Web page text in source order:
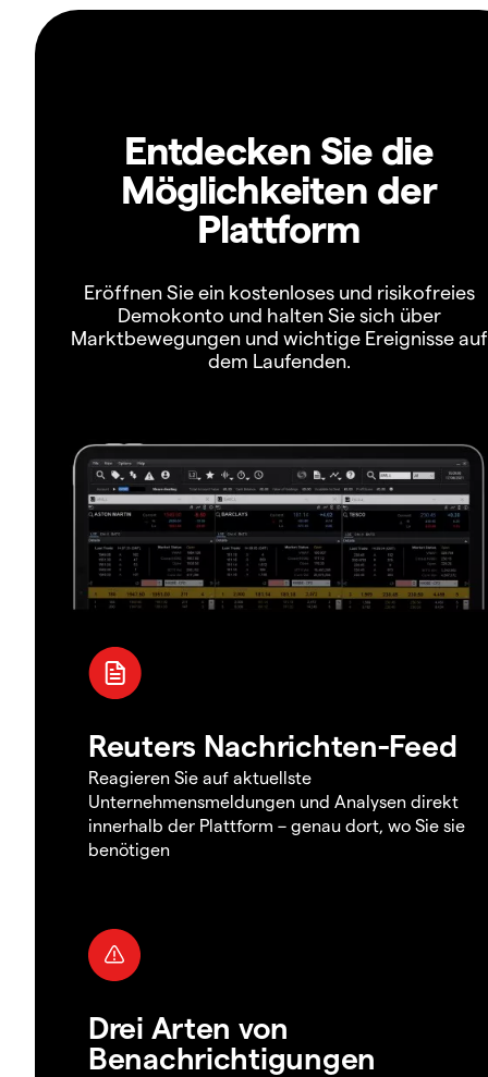
Entdecken Sie die
Möglichkeiten der
Plattform
Eröffnen Sie ein kostenloses und risikofreies
Demokonto und halten Sie sich über
Marktbewegungen und wichtige Ereignisse auf
dem Laufenden.
Reuters Nachrichten-Feed
Reagieren Sie auf aktuellste
Unternehmensmeldungen und Analysen direkt
innerhalb der Plattform – genau dort, wo Sie sie
benötigen
Drei Arten von
Benachrichtigungen